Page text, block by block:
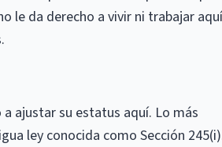
le da derecho a vivir ni trabajar aquí
ajustar su estatus aquí. Lo más
ley conocida como Sección